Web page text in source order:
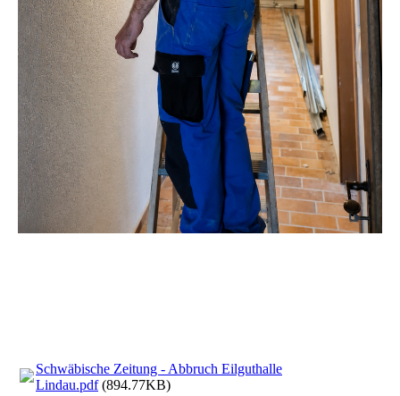
Schwäbische Zeitung - Abbruch Eilguthalle
Lindau.pdf(894.77KB)